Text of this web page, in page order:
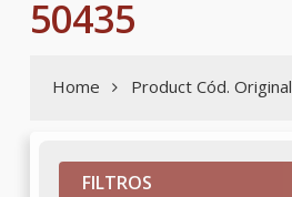
50435
Home Product Cód. Original
FILTROS